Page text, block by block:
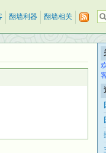
翻墙利器 翻墙相关